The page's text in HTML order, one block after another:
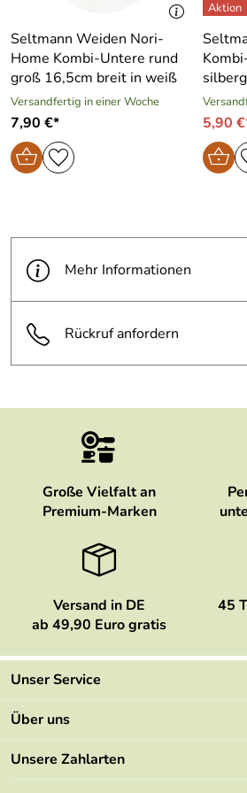
Seltmann Weiden Nori-
Home Kombi-Untere rund
groß 16,5cm breit in weiß
Versandfertig in einer Woche
7,90 €* 5,90
Mehr Informationen
Rückruf anfordern
Große Vielfalt an
Premium-Marken
Versand in DE
ab 49,90 Euro gratis
45
Unser Service
Kontakt
Mehrwertsteuerfrei
Über uns
Marken
Unsere Zahlarten